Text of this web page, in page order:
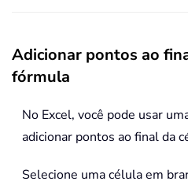
Adicionar pontos ao
fórmula
No Excel, você pode usar
adicionar pontos ao final da
Selecione uma célula em